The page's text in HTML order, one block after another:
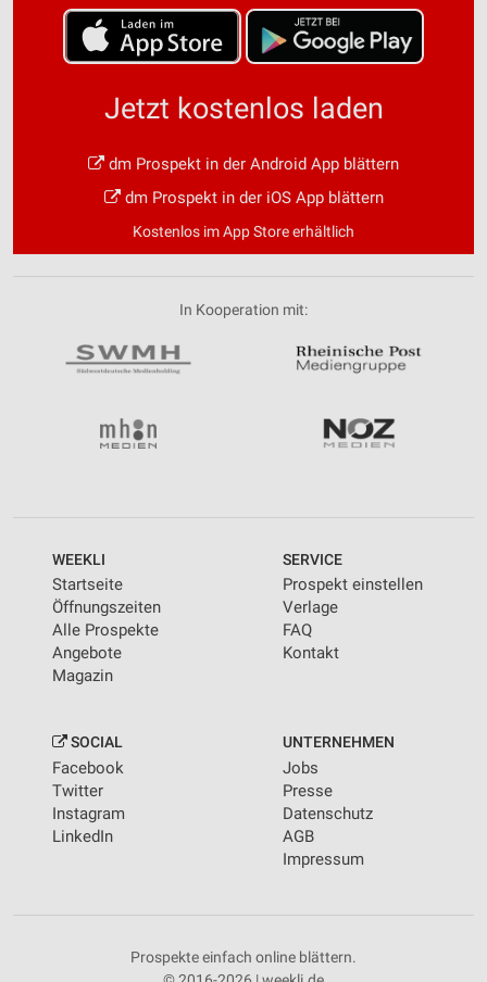
Jetzt kostenlos laden
dm Prospekt in der Android App blättern
dm Prospekt in der iOS App blättern
Kostenlos im App Store erhältlich
In Kooperation mit:
WEEKLI
Startseite
Öffnungszeiten
Alle Prospekte
Angebote
Magazin
SERVICE
Prospekt einstellen
Verlage
FAQ
Kontakt
SOCIAL
Facebook
Twitter
Instagram
LinkedIn
UNTERNEHMEN
Jobs
Presse
Datenschutz
AGB
Impressum
Prospekte einfach online blättern.